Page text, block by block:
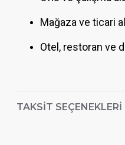
Mağaza ve ticari
Otel, restoran ve
TAKSIT SEÇENEKLERI